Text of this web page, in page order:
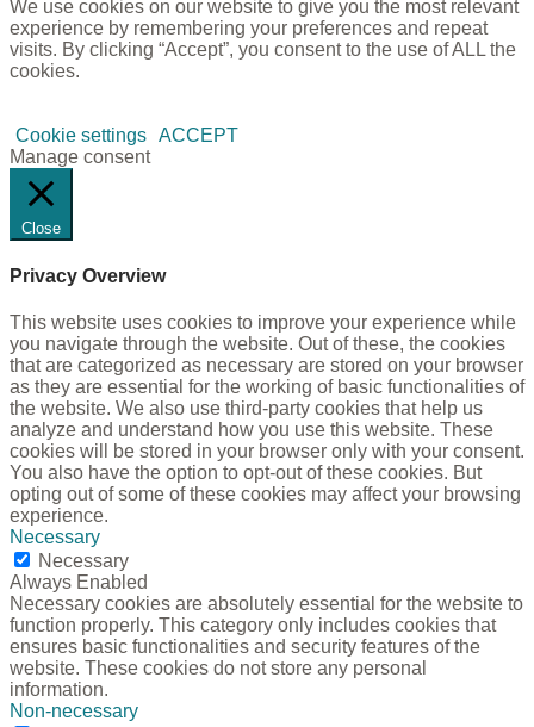
We use cookies on our website to give you the most relevant
experience by remembering your preferences and repeat
visits. By clicking “Accept”, you consent to the use of ALL the
cookies.
Cookie settings ACCEPT
Manage consent
Close
Privacy Overview
This website uses cookies to improve your experience while
you navigate through the website. Out of these, the cookies
that are categorized as necessary are stored on your browser
as they are essential for the working of basic functionalities of
the website. We also use third-party cookies that help us
analyze and understand how you use this website. These
cookies will be stored in your browser only with your consent.
You also have the option to opt-out of these cookies. But
opting out of some of these cookies may affect your browsing
experience.
Necessary
Necessary
Always Enabled
Necessary cookies are absolutely essential for the website to
function properly. This category only includes cookies that
ensures basic functionalities and security features of the
website. These cookies do not store any personal
information.
Non-necessary